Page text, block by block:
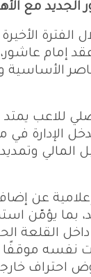
الجديد مع
الفترة
إمام
الأساسية
للاعب
تدخل الإدارة
المالي وتمديد
إعلامية عن
بما يؤمّن
القلعة
نفسه موقفًا
احتراف